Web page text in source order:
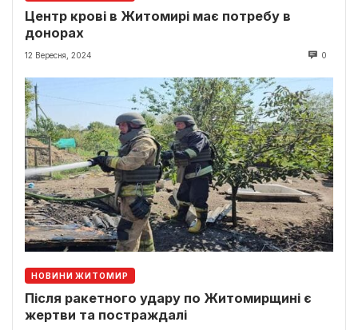
Центр крові в Житомирі має потребу в
донорах
12 Вересня, 2024 0
НОВИНИ ЖИТОМИР
Після ракетного удару по Житомирщині є
жертви та постраждалі